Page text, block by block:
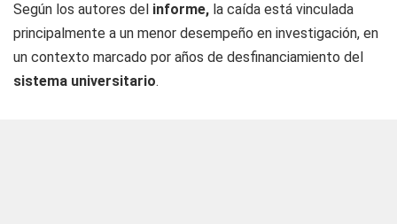
Según los autores del informe, la caída está vinculada
principalmente a un menor desempeño en investigación, en
un contexto marcado por años de desfinanciamiento del
sistema universitario.